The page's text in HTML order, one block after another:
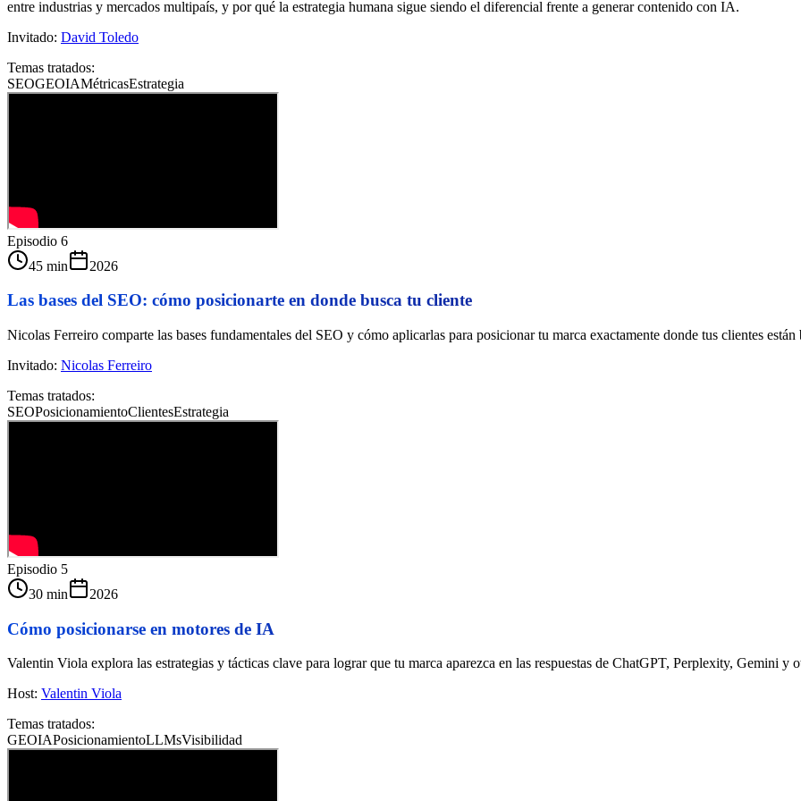
entre industrias y mercados multipaís, y por qué la estrategia humana sigue siendo el diferencial frente a generar contenido con IA.
Invitado: David Toledo
Temas tratados:
SEOGEOIAMétricasEstrategia
Episodio 6
45 min
2026
Las bases del SEO: cómo posicionarte en donde busca tu cliente
Nicolas Ferreiro comparte las bases fundamentales del SEO y cómo aplicarlas para posicionar tu marca exactamente donde tus clientes están
Invitado: Nicolas Ferreiro
Temas tratados:
SEOPosicionamientoClientesEstrategia
Episodio 5
30 min
2026
Cómo posicionarse en motores de IA
Valentin Viola explora las estrategias y tácticas clave para lograr que tu marca aparezca en las respuestas de ChatGPT, Perplexity, Gemini y
Host: Valentin Viola
Temas tratados:
GEOIAPosicionamientoLLMsVisibilidad